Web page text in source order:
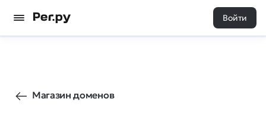
Войти
Магазин доменов
61 0